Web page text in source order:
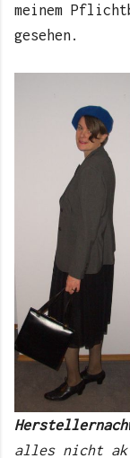
meinem
gesehen.
alles nicht